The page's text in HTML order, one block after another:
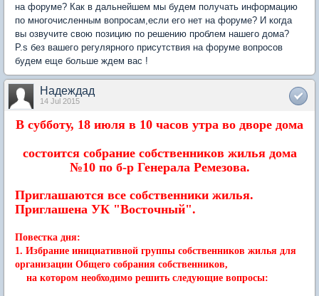
на форуме? Как в дальнейшем мы будем получать информацию
по многочисленным вопросам,если его нет на форуме? И когда
вы озвучите свою позицию по решению проблем нашего дома?
P.s без вашего регулярного присутствия на форуме вопросов
будем еще больше ждем вас !
Надеждад
14 Jul 2015
В субботу, 18 июля в 10 часов утра во дворе дома
состоится собрание собственников жилья дома
№10 по б-р Генерала Ремезова.
Приглашаются все собственники жилья.
Приглашена УК "Восточный".
Повестка дня:
1. Избрание инициативной группы собственников жилья для
организации Общего собрания собственников,
на котором необходимо решить следующие вопросы: